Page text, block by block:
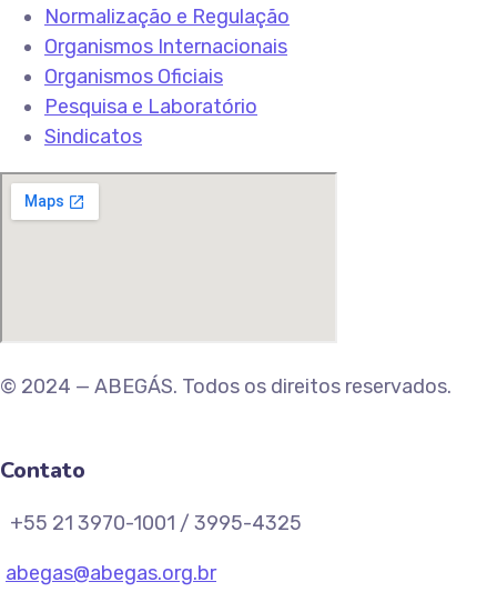
Normalização e Regulação
Organismos Internacionais
Organismos Oficiais
Pesquisa e Laboratório
Sindicatos
© 2024 — ABEGÁS. Todos os direitos reservados.
Contato
+55 21 3970-1001 / 3995-4325
abegas@abegas.org.br